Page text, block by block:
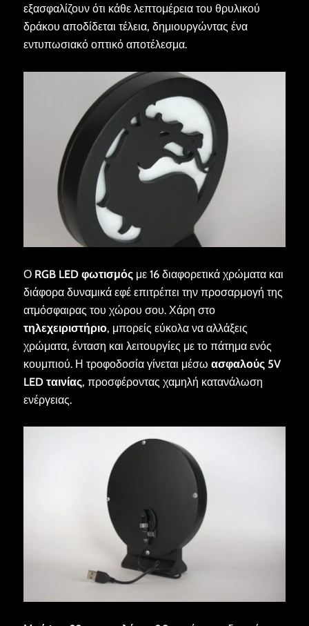
εξασφαλίζουν ότι κάθε λεπτομέρεια του θρυλικού
δράκου αποδίδεται τέλεια, δημιουργώντας ένα
εντυπωσιακό οπτικό αποτέλεσμα.
Ο RGB LED φωτισμόςμε 16 διαφορετικά χρώματα και
διάφορα δυναμικά εφέ επιτρέπει την προσαρμογή της
ατμόσφαιρας του χώρου σου. Χάρη στο
τηλεχειριστήριο, μπορείς εύκολα να αλλάξεις
χρώματα, ένταση και λειτουργίες με το πάτημα ενός
κουμπιού. Η τροφοδοσία γίνεται μέσω ασφαλούς 5V
LED ταινίας, προσφέροντας χαμηλή κατανάλωση
ενέργειας.